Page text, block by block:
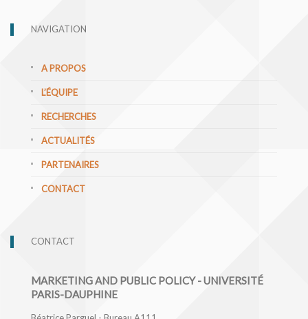
NAVIGATION
A PROPOS
L’ÉQUIPE
RECHERCHES
ACTUALITÉS
PARTENAIRES
CONTACT
CONTACT
MARKETING AND PUBLIC POLICY - UNIVERSITÉ
PARIS-DAUPHINE